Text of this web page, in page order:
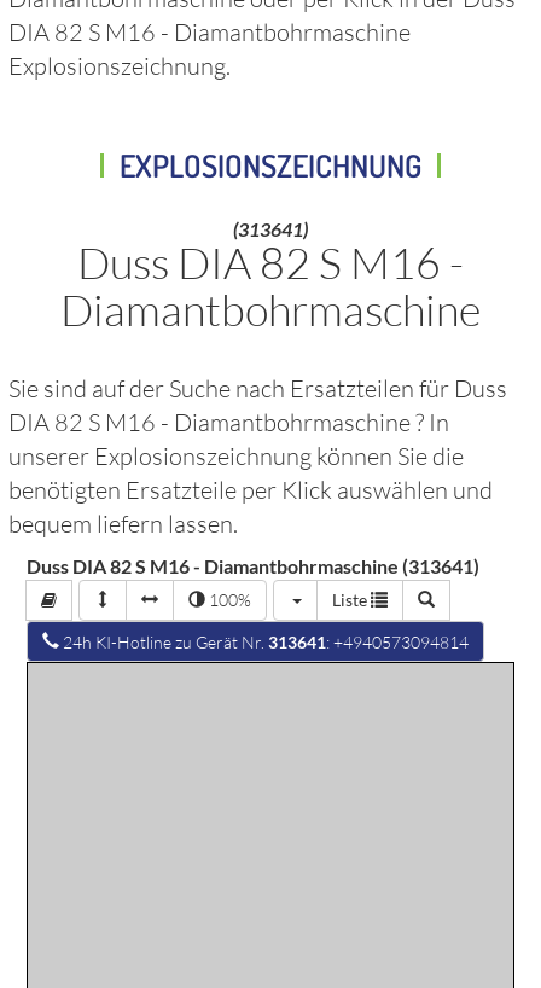
DIA 82 S M16 - Diamantbohrmaschine
Explosionszeichnung.
EXPLOSIONSZEICHNUNG
(313641)
Duss DIA 82 S M16 -
Diamantbohrmaschine
Sie sind auf der Suche nach Ersatzteilen für Duss
DIA 82 S M16 - Diamantbohrmaschine? In
unserer Explosionszeichnung können Sie die
benötigten Ersatzteile per Klick auswählen und
bequem liefern lassen.
Duss DIA 82 S M16 - Diamantbohrmaschine (313641)
100% Liste
24h KI-Hotline zu Gerät Nr.313641: +4940573094814